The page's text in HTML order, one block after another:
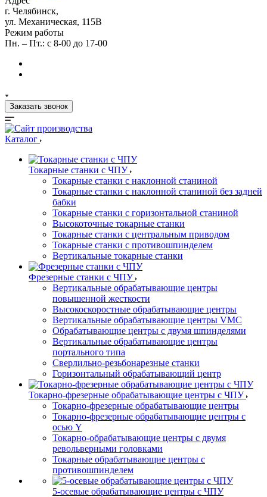
г. Челябинск,
ул. Механическая, 115В
Режим работы
Пн. – Пт.: с 8-00 до 17-00
Заказать звонок
Каталог
Токарные станки с ЧПУ
Токарные станки с наклонной станиной
Токарные станки с наклонной станиной без задней
бабки
Токарные станки с горизонтальной станиной
Высокоточные токарные станки
Токарные станки с центральным приводом
Токарные станки с противошпинделем
Вертикальные токарные станки
Фрезерные станки с ЧПУ
Вертикальные обрабатывающие центры
повышенной жесткости
Высокоскоростные обрабатывающие центры
Вертикальные обрабатывающие центры VMC
Обрабатывающие центры с двумя шпинделями
Вертикальные обрабатывающие центры
портального типа
Сверлильно-резьбонарезные станки
Горизонтальный обрабатывающий центр
Токарно-фрезерные обрабатывающие центры с ЧПУ
Токарно-фрезерные обрабатывающие центры
Токарно-фрезерные обрабатывающие центры с
осью Y
Токарно-обрабатывающие центры c двумя
револьверными головками
Токарные обрабатывающие центры с
противошпинделем
5-осевые обрабатывающие центры с ЧПУ